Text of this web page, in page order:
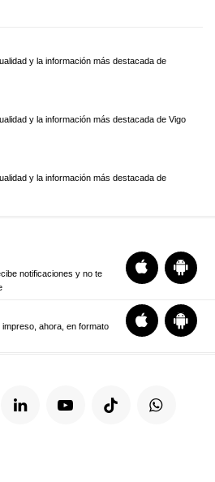
y la información más destacada de
y la información más destacada de Vigo
y la información más destacada de
notificaciones y no te
ahora, en formato